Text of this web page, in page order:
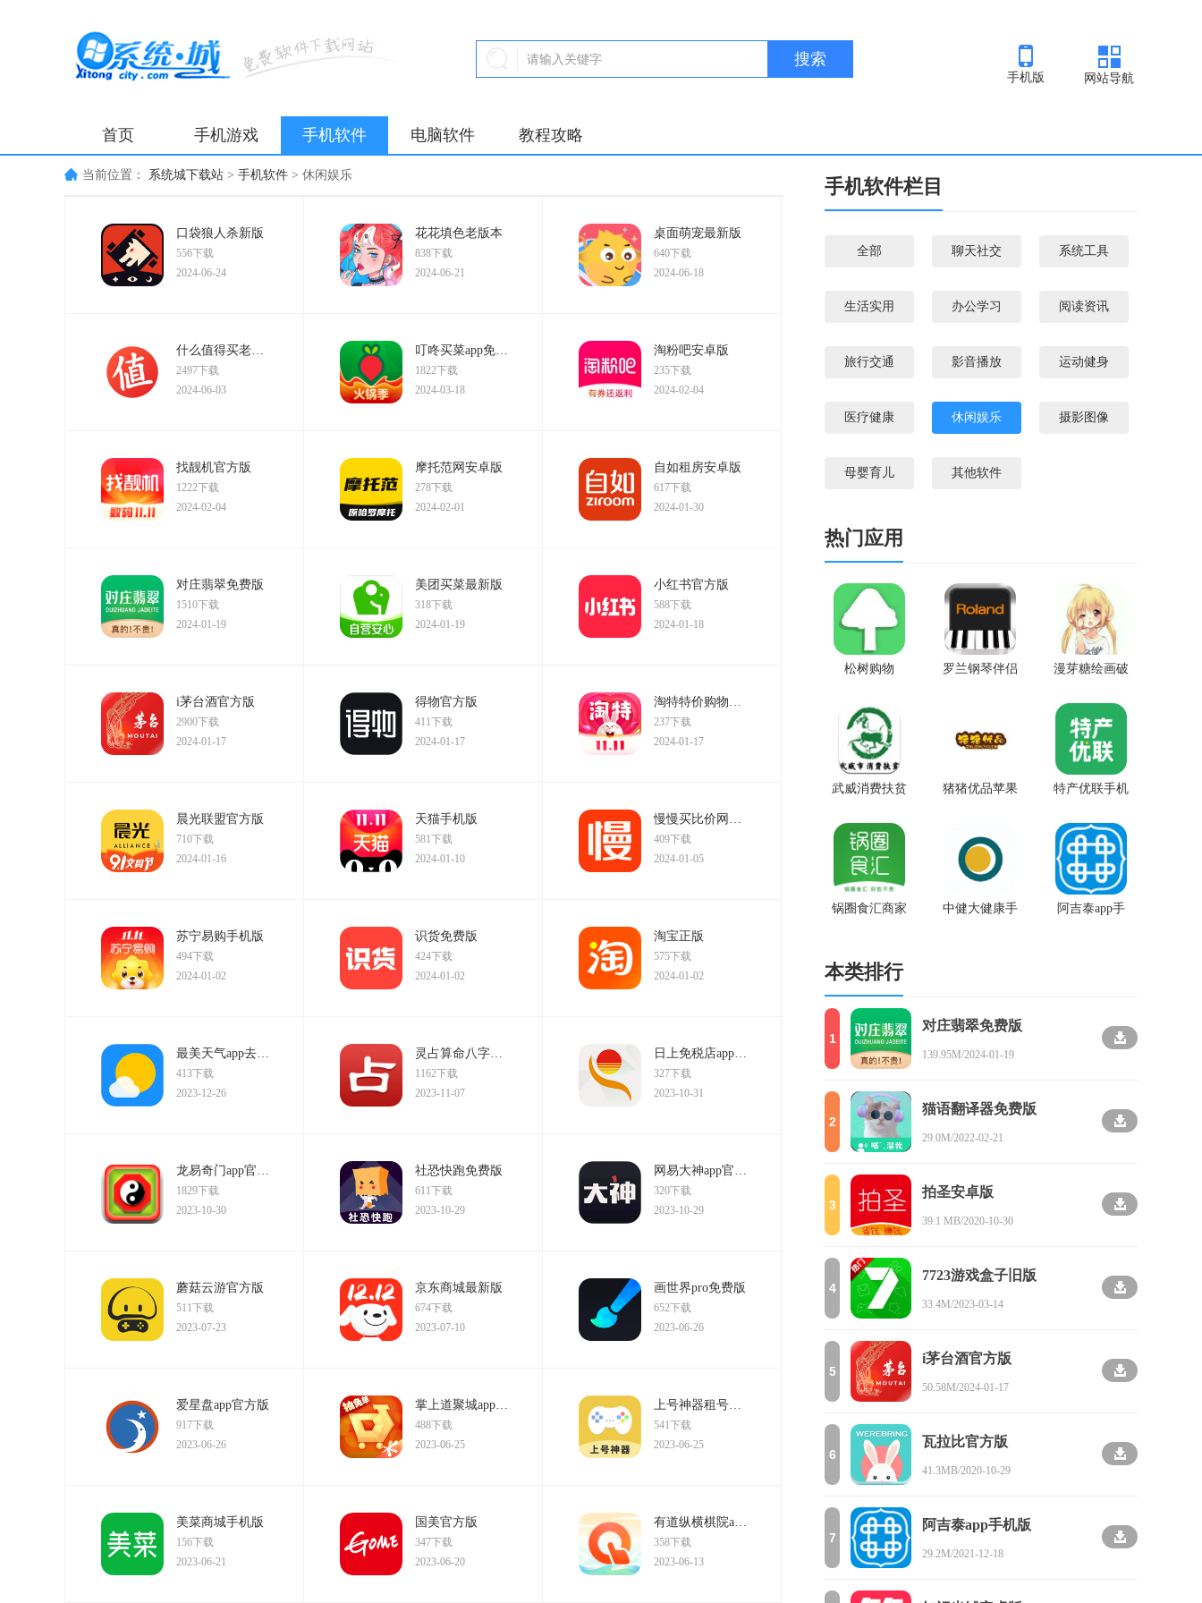
手机版 网站导航
首页 手机游戏 手机软件 电脑软件 教程攻略
当前位置： 系统城下载站 > 手机软件 > 休闲娱乐
口袋狼人杀新版
556下载
2024-06-24
花花填色老版本
838下载
2024-06-21
桌面萌宠最新版
640下载
2024-06-18
什么值得买老版本
2497下载
2024-06-03
叮咚买菜app免费版
1822下载
2024-03-18
淘粉吧安卓版
235下载
2024-02-04
找靓机官方版
1222下载
2024-02-04
摩托范网安卓版
278下载
2024-02-01
自如租房安卓版
617下载
2024-01-30
对庄翡翠免费版
1510下载
2024-01-19
美团买菜最新版
318下载
2024-01-19
小红书官方版
588下载
2024-01-18
i茅台酒官方版
2900下载
2024-01-17
得物官方版
411下载
2024-01-17
淘特特价购物免费版
237下载
2024-01-17
晨光联盟官方版
710下载
2024-01-16
天猫手机版
581下载
2024-01-10
慢慢买比价网手机版
409下载
2024-01-05
苏宁易购手机版
494下载
2024-01-02
识货免费版
424下载
2024-01-02
淘宝正版
575下载
2024-01-02
最美天气app去广告版
413下载
2023-12-26
灵占算命八字星座2022破解版
1162下载
2023-11-07
日上免税店app正版
327下载
2023-10-31
龙易奇门app官网版
1829下载
2023-10-30
社恐快跑免费版
611下载
2023-10-29
网易大神app官方服版
320下载
2023-10-29
蘑菇云游官方版
511下载
2023-07-23
京东商城最新版
674下载
2023-07-10
画世界pro免费版
652下载
2023-06-26
爱星盘app官方版
917下载
2023-06-26
掌上道聚城app苹果版
488下载
2023-06-25
上号神器租号玩正版
541下载
2023-06-25
美菜商城手机版
156下载
2023-06-21
国美官方版
347下载
2023-06-20
有道纵横棋院app全新版
358下载
2023-06-13
手机软件栏目
全部 聊天社交 系统工具
生活实用 办公学习 阅读资讯
旅行交通 影音播放 运动健身
医疗健康 休闲娱乐 摄影图像
母婴育儿 其他软件
热门应用
松树购物 罗兰钢琴伴侣 漫芽糖绘画破
武威消费扶贫 猪猪优品苹果 特产优联手机
锅圈食汇商家 中健大健康手 阿吉泰app手
本类排行
1
对庄翡翠免费版
139.95M/2024-01-19
2
猫语翻译器免费版
29.0M/2022-02-21
3
拍圣安卓版
39.1 MB/2020-10-30
4
7723游戏盒子旧版
33.4M/2023-03-14
5
i茅台酒官方版
50.58M/2024-01-17
6
瓦拉比官方版
41.3MB/2020-10-29
7
阿吉泰app手机版
29.2M/2021-12-18